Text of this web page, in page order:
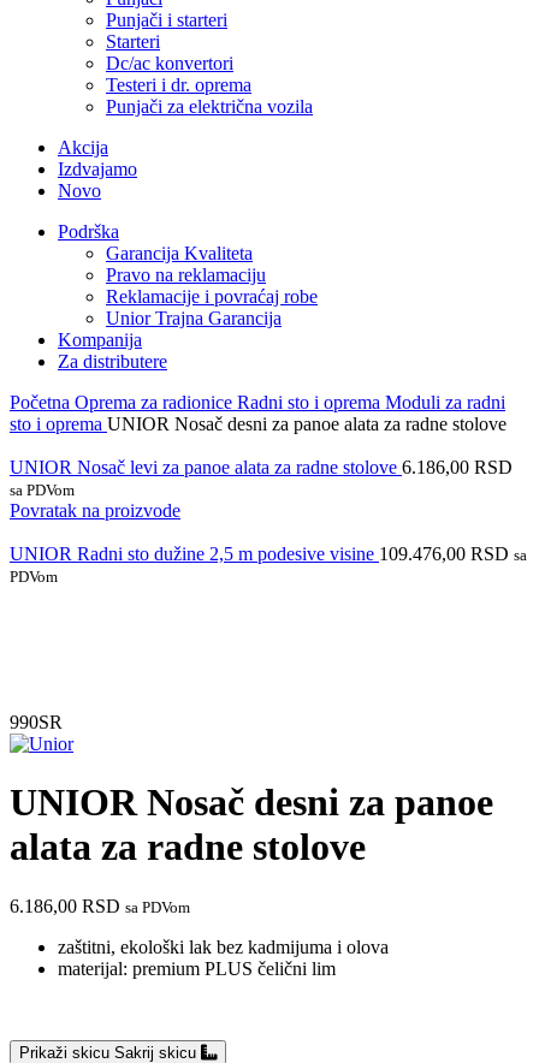
Punjači i starteri
Starteri
Dc/ac konvertori
Testeri i dr. oprema
Punjači za električna vozila
Akcija
Izdvajamo
Novo
Podrška
Garancija Kvaliteta
Pravo na reklamaciju
Reklamacije i povraćaj robe
Unior Trajna Garancija
Kompanija
Za distributere
Početna Oprema za radionice Radni sto i oprema Moduli za radni
sto i oprema UNIOR Nosač desni za panoe alata za radne stolove
UNIOR Nosač levi za panoe alata za radne stolove 6.186,00 RSD
sa PDVom
Povratak na proizvode
UNIOR Radni sto dužine 2,5 m podesive visine 109.476,00 RSD sa
PDVom
990SR
UNIOR Nosač desni za panoe
alata za radne stolove
6.186,00 RSD sa PDVom
zaštitni, ekološki lak bez kadmijuma i olova
materijal: premium PLUS čelični lim
Prikaži skicu Sakrij skicu